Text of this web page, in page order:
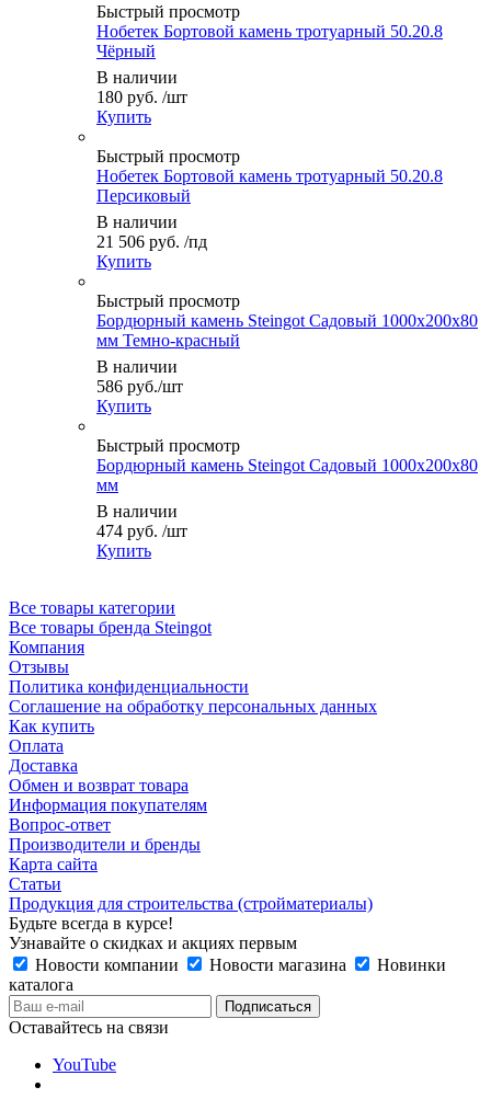
Быстрый просмотр
Нобетек Бортовой камень тротуарный 50.20.8
Чёрный
В наличии
180 руб. /шт
Купить
Быстрый просмотр
Нобетек Бортовой камень тротуарный 50.20.8
Персиковый
В наличии
21 506 руб. /пд
Купить
Быстрый просмотр
Бордюрный камень Steingot Садовый 1000х200х80
мм Темно-красный
В наличии
586 руб./шт
Купить
Быстрый просмотр
Бордюрный камень Steingot Садовый 1000х200х80
мм
В наличии
474 руб. /шт
Купить
Все товары категории
Все товары бренда Steingot
Компания
Отзывы
Политика конфиденциальности
Соглашение на обработку персональных данных
Как купить
Оплата
Доставка
Обмен и возврат товара
Информация покупателям
Вопрос-ответ
Производители и бренды
Карта сайта
Статьи
Продукция для строительства (стройматериалы)
Будьте всегда в курсе!
Узнавайте о скидках и акциях первым
Новости компании
Новости магазина
Новинки
каталога
Оставайтесь на связи
YouTube